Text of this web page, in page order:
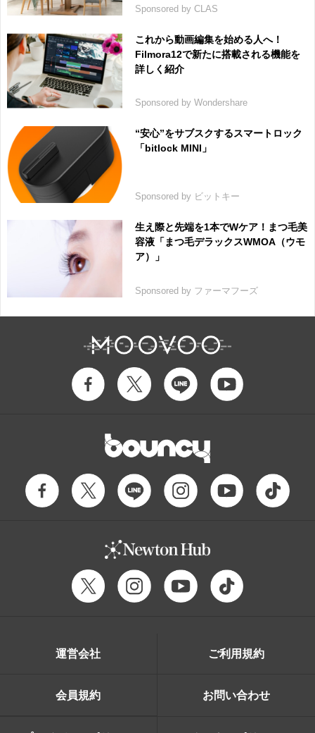
Sponsored by CLAS
これから動画編集を始める人へ！
Filmora12で新たに搭載される機能を
詳しく紹介
Sponsored by Wondershare
“安心”をサブスクするスマートロック
「bitlock MINI」
Sponsored by ビットキー
生え際と先端を1本でWケア！まつ毛美
容液「まつ毛デラックスWMOA（ウモ
ア）」
Sponsored by ファーマフーズ
運営会社 ご利用規約
会員規約 お問い合わせ